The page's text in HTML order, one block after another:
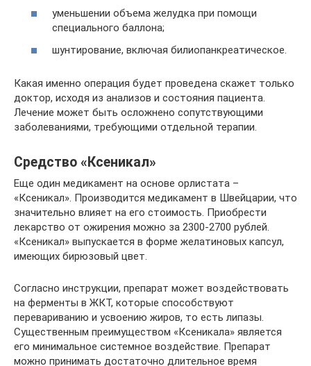
уменьшении объема желудка при помощи
специального баллона;
шунтирование, включая билиопанкреатическое.
Какая именно операция будет проведена скажет только
доктор, исходя из анализов и состояния пациента.
Лечение может быть осложнено сопутствующими
заболеваниями, требующими отдельной терапии.
Средство «Ксеникал»
Еще один медикамент на основе орлистата –
«Ксеникал». Производится медикамент в Швейцарии, что
значительно влияет на его стоимость. Приобрести
лекарство от ожирения можно за 2300-2700 рублей.
«Ксеникал» выпускается в форме желатиновых капсул,
имеющих бирюзовый цвет.
Согласно инструкции, препарат может воздействовать
на ферменты в ЖКТ, которые способствуют
перевариванию и усвоению жиров, то есть липазы.
Существенным преимуществом «Ксеникала» является
его минимальное системное воздействие. Препарат
можно принимать достаточно длительное время